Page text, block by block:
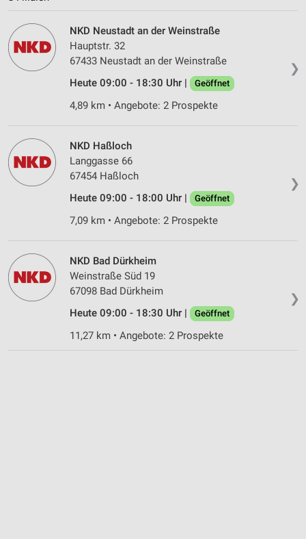
❯
NKD Neustadt an der Weinstraße
Hauptstr. 32
67433 Neustadt an der Weinstraße
Heute 09:00 - 18:30 Uhr |
Geöffnet
4,89 km • Angebote: 2 Prospekte
❯
NKD Haßloch
Langgasse 66
67454 Haßloch
Heute 09:00 - 18:00 Uhr |
Geöffnet
7,09 km • Angebote: 2 Prospekte
❯
NKD Bad Dürkheim
Weinstraße Süd 19
67098 Bad Dürkheim
Heute 09:00 - 18:30 Uhr |
Geöffnet
11,27 km • Angebote: 2 Prospekte
Verwendung reduzierter Daten zur Auswahl von
Inhalten
IAB-Besonderheiten:
Verwendung genauer Standortdaten
Geräte anhand von aktiv angeforderten
Nicht-IAB-Verarbeitungszwecke:
Notwendig
Performance
Werbung